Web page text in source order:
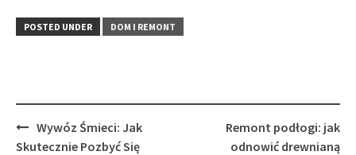
POSTED UNDER DOM I REMONT
Post
navigation
Wywóz Śmieci: Jak
Skutecznie Pozbyć Się
Remont podłogi: jak
odnowić drewnianą